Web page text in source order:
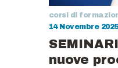
corsi di
14 Novembre 2025
nuove